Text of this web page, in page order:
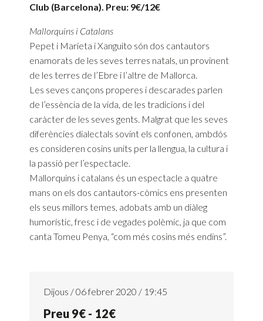
Club (Barcelona). Preu: 9€/12€
Mallorquins i Catalans
Pepet i Marieta i Xanguito són dos cantautors
enamorats de les seves terres natals, un provinent
de les terres de l’Ebre i l’altre de Mallorca.
Les seves cançons properes i descarades parlen
de l’essència de la vida, de les tradicions i del
caràcter de les seves gents. Malgrat que les seves
diferències dialectals sovint els confonen, ambdós
es consideren cosins units per la llengua, la cultura i
la passió per l’espectacle.
Mallorquins i catalans és un espectacle a quatre
mans on els dos cantautors-còmics ens presenten
els seus millors temes, adobats amb un diàleg
humorístic, fresc i de vegades polèmic, ja que com
canta Tomeu Penya, “com més cosins més endins”.
Dijous / 06 febrer 2020 / 19:45
Preu 9€ - 12€